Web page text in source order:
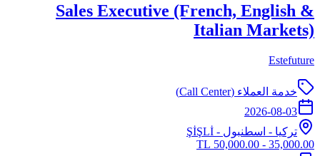
Sales Executive (French, English &
Italian Markets)
Estefuture
خدمة العملاء (Call Center)
2026-08-03
تركيا - اسطنبول - ŞİŞLİ
35,000.00 - 50,000.00 TL